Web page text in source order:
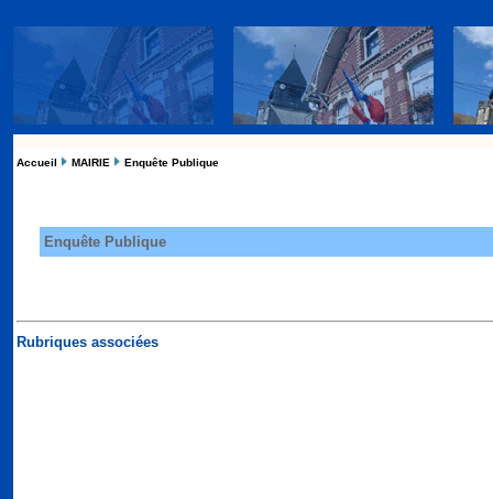
Accueil MAIRIE Enquête Publique
Enquête Publique
Rubriques associées